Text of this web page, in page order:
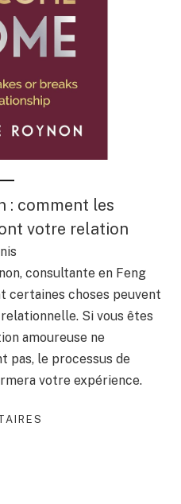
: comment les
votre relation
consultante en Feng
certaines choses peuvent
Si vous êtes
amoureuse ne
pas, le processus de
votre expérience.